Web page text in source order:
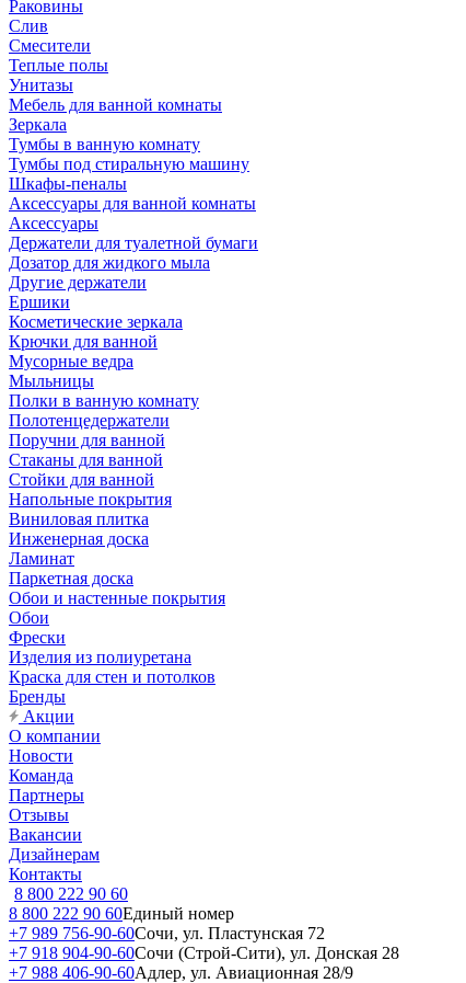
Раковины
Слив
Смесители
Теплые полы
Унитазы
Мебель для ванной комнаты
Зеркала
Тумбы в ванную комнату
Тумбы под стиральную машину
Шкафы-пеналы
Аксессуары для ванной комнаты
Аксессуары
Держатели для туалетной бумаги
Дозатор для жидкого мыла
Другие держатели
Ершики
Косметические зеркала
Крючки для ванной
Мусорные ведра
Мыльницы
Полки в ванную комнату
Полотенцедержатели
Поручни для ванной
Стаканы для ванной
Стойки для ванной
Напольные покрытия
Виниловая плитка
Инженерная доска
Ламинат
Паркетная доска
Обои и настенные покрытия
Обои
Фрески
Изделия из полиуретана
Краска для стен и потолков
Бренды
Акции
О компании
Новости
Команда
Партнеры
Отзывы
Вакансии
Дизайнерам
Контакты
8 800 222 90 60
8 800 222 90 60Единый номер
+7 989 756-90-60Сочи, ул. Пластунская 72
+7 918 904-90-60Сочи (Строй-Сити), ул. Донская 28
+7 988 406-90-60Адлер, ул. Авиационная 28/9